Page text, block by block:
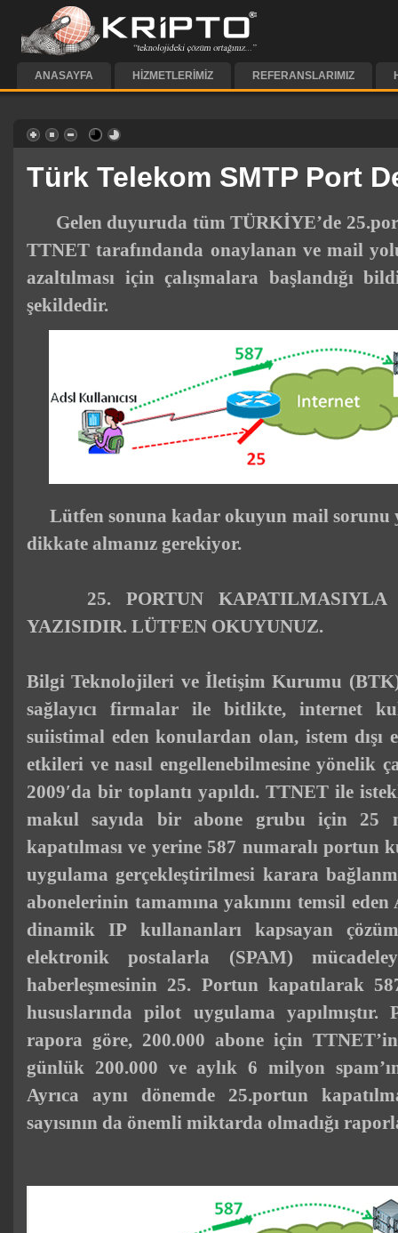
ANASAYFA HIZMETLERIMIZ REFERANSLARIMIZ
Türk Telekom SMTP Port
Gelen duyuruda tüm TÜRKİYE’de 25.
TTNET tarafındanda onaylanan vemail
azaltılması içinçalışmalara başlandığı
şekildedir.
Lütfen sonuna kadar okuyun mail sorunu
dikkate almanız gerekiyor.
25. PORTUN KAPATILMASIYLA
YAZISIDIR. LÜTFEN OKUYUNUZ.
Bilgi Teknolojileri ve İletişim Kurumu
sağlayıcı firmalar ile bitlikte, internet
suiistimal eden konulardan olan, istem dışı
etkileri ve nasıl engellenebilmesine yönelik
2009′da bir toplantı yapıldı. TTNET ile
makul sayıda bir abone grubu için 25
kapatılması ve yerine 587 numaralı portun
uygulama gerçekleştirilmesi karara
abonelerinin tamamına yakınını temsil
dinamik IP kullananları kapsayan
elektronik postalarla (SPAM)
haberleşmesinin 25. Portun kapatılarak
hususlarındapilot uygulama
rapora göre, 200.000 abone için
günlük 200.000 ve aylık 6 milyon
Ayrıca aynı dönemde 25.portun
sayısının da önemli miktarda olmadığı rapor